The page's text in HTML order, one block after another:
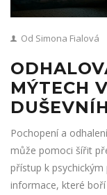
Od Simona Fialová
MÝTECH
Pochopení a
může pomoci šířit
přístup k
informace, které